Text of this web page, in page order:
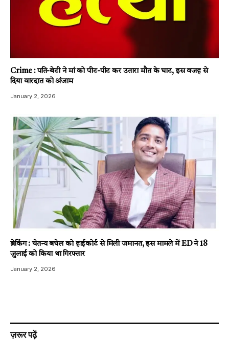
Crime : पति-बेटी ने मां को पीट-पीट कर उतारा मौत के घाट, इस वजह से
दिया वारदात को अंजाम
January 2, 2026
ब्रेकिंग : चेतन्य बघेल को हाईकोर्ट से मिली जमानत, इस मामले में ED ने 18
जुलाई को किया था गिरफ्तार
January 2, 2026
ज़रूर पढ़ें